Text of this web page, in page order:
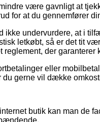
være gavnligt at
for at du gennemfører
ikke undervurdere, at i
letkøbt, så er det tit
reglement, der
eller
du gerne vil dække
butik kan man de